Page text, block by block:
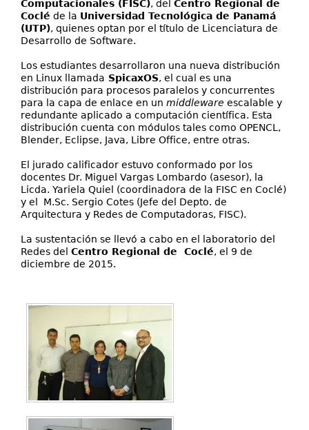
Computacionales (FISC), del Centro Regional de
Coclé de la Universidad Tecnológica de Panamá
(UTP), quienes optan por el título de Licenciatura de
Desarrollo de Software.
Los estudiantes desarrollaron una nueva distribución
en Linux llamada SpicaxOS, el cual es una
distribución para procesos paralelos y concurrentes
para la capa de enlace en un middleware escalable y
redundante aplicado a computación científica. Esta
distribución cuenta con módulos tales como OPENCL,
Blender, Eclipse, Java, Libre Office, entre otras.
El jurado calificador estuvo conformado por los
docentes Dr. Miguel Vargas Lombardo (asesor), la
Licda. Yariela Quiel (coordinadora de la FISC en Coclé)
y el M.Sc. Sergio Cotes (Jefe del Depto. de
Arquitectura y Redes de Computadoras, FISC).
La sustentación se llevó a cabo en el laboratorio del
Redes del Centro Regional de Coclé, el 9 de
diciembre de 2015.